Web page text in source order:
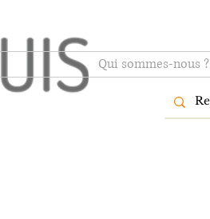
Qui sommes-nous ?